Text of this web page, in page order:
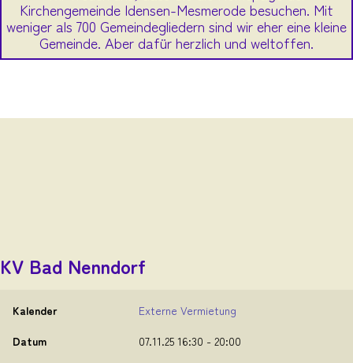
Kirchengemeinde Idensen-Mesmerode besuchen. Mit
weniger als 700 Gemeindegliedern sind wir eher eine kleine
Gemeinde. Aber dafür herzlich und weltoffen.
KV Bad Nenndorf
Kalender
Externe Vermietung
Datum
07.11.25 16:30 - 20:00